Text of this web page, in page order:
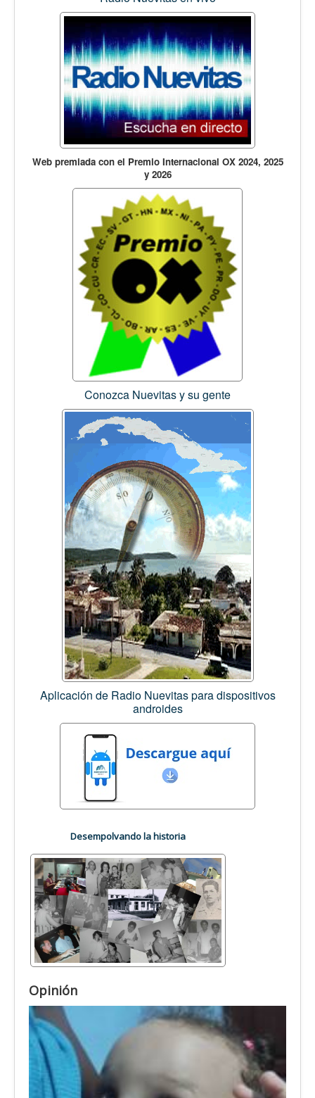
Web premiada con el Premio Internacional OX 2024, 2025
y 2026
Conozca Nuevitas y su gente
Aplicación de Radio Nuevitas para dispositivos
androides
Desempolvando la historia
Opinión